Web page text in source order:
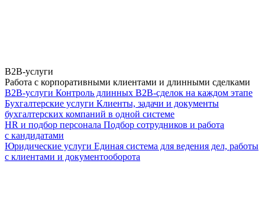
B2B-услуги
Работа с корпоративными клиентами и длинными сделками
B2B-услуги Контроль длинных B2B-сделок на каждом этапе
Бухгалтерские услуги Клиенты, задачи и документы
бухгалтерских компаний в одной системе
HR и подбор персонала Подбор сотрудников и работа
с кандидатами
Юридические услуги Единая система для ведения дел, работы
с клиентами и документооборота